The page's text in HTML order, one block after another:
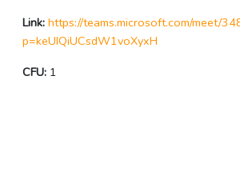
Link: https://teams.microsoft.com/meet/
p=keUIQiUCsdW1voXyxH
CFU: 1